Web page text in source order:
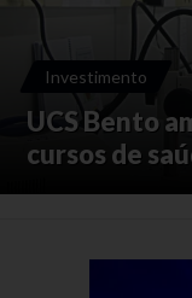
Investimento
UCS Bento
cursos de